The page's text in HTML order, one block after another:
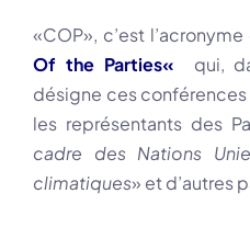
«COP», c’est
Of the Parties«
qui,
désigne ces
les représentants des
cadre des Nations
climatiques» et d’autres